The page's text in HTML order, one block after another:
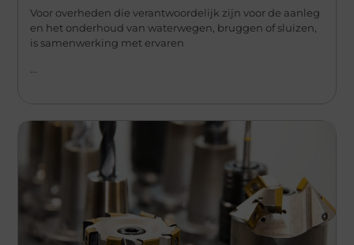
Voor overheden die verantwoordelijk zijn voor de aanleg
en het onderhoud van waterwegen, bruggen of sluizen,
is samenwerking met ervaren